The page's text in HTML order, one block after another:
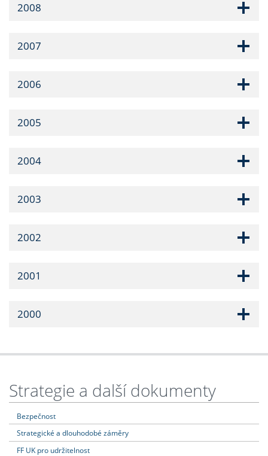
2008
2007
2006
2005
2004
2003
2002
2001
2000
Strategie a další dokumenty
Bezpečnost
Strategické a dlouhodobé záměry
FF UK pro udržitelnost